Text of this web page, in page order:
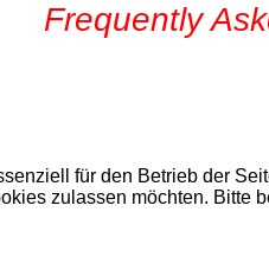
Frequently
für den Betrieb der
zulassen möchten.